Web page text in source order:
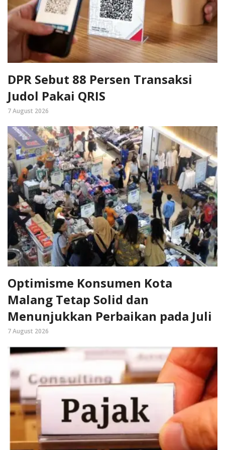
DPR Sebut 88 Persen Transaksi
Judol Pakai QRIS
7 August 2026
Optimisme Konsumen Kota
Malang Tetap Solid dan
Menunjukkan Perbaikan pada Juli
7 August 2026